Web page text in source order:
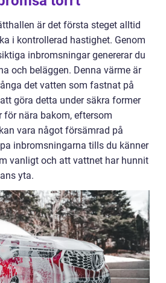
är det första steget alltid
i kontrollerad hastighet. Genom
inbromsningar genererar du
och beläggen. Denna värme är
det vatten som fastnat på
göra detta under säkra former
för nära bakom, eftersom
vara något försämrad på
inbromsningarna tills du känner
vanligt och att vattnet har hunnit
yta.